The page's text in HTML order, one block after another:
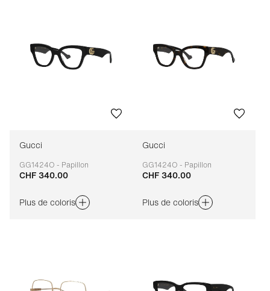
Gucci
GG1424O - Papillon
Adaptable
CHF 340.00
Plus de coloris
Gucci
GG1424O - Papillon
Adaptable
CHF 340.00
Plus de coloris